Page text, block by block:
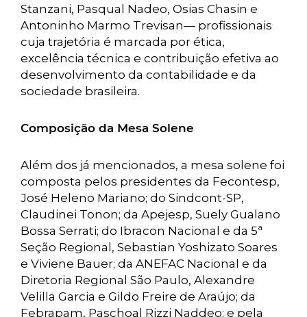
Stanzani, Pasqual Nadeo, Osias Chasin e
Antoninho Marmo Trevisan— profissionais
cuja trajetória é marcada por ética,
excelência técnica e contribuição efetiva ao
desenvolvimento da contabilidade e da
sociedade brasileira.
Composição da Mesa Solene
Além dos já mencionados, a mesa solene foi
composta pelos presidentes da Fecontesp,
José Heleno Mariano; do Sindcont-SP,
Claudinei Tonon; da Apejesp, Suely Gualano
Bossa Serrati; do Ibracon Nacional e da 5ª
Seção Regional, Sebastian Yoshizato Soares
e Viviene Bauer; da ANEFAC Nacional e da
Diretoria Regional São Paulo, Alexandre
Velilla Garcia e Gildo Freire de Araújo; da
Febrapam, Paschoal Rizzi Naddeo; e pela